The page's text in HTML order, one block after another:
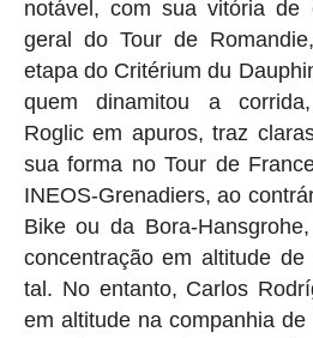
notável, com sua vitória
geral do Tour de
etapa do Critérium du
quem dinamitou a
Roglic em apuros, traz
sua forma no Tour de
INEOS-Grenadiers, ao
Bike ou da Bora-
concentração em altitude
tal. No entanto, Carlos
em altitude na companhia